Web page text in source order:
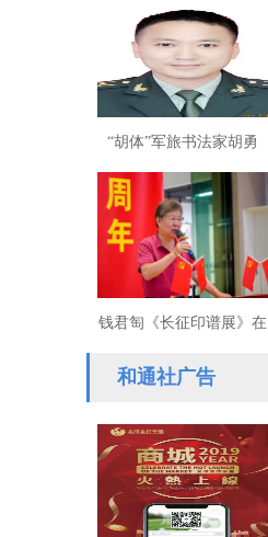
画：光彩文采的新视觉盛
宴
“胡体”军旅书法家胡勇
飞：法度驾驭历史创新时
代
钱君匋《长征印谱展》在
沪开幕
和通社广告